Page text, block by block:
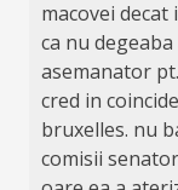
macovei decat
ca nu
asemanator
cred in
bruxelles. nu
comisii